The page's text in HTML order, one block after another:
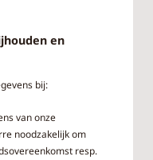
en
bij:
van onze
noodzakelijk om
resp.